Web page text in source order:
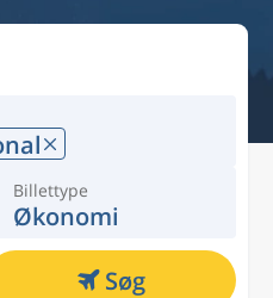
Billettype
Økonomi
Søg